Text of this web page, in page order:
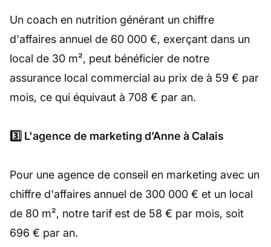
Un coach en nutrition générant un chiffre
d'affaires annuel de 60 000 €, exerçant dans un
local de 30 m², peut bénéficier de notre
assurance local commercial au prix de à 59 € par
mois, ce qui équivaut à 708 € par an.
3️⃣ L'agence de marketing d’Anne à Calais
Pour une agence de conseil en marketing avec un
chiffre d'affaires annuel de 300 000 € et un local
de 80 m², notre tarif est de 58 € par mois, soit
696 € par an.